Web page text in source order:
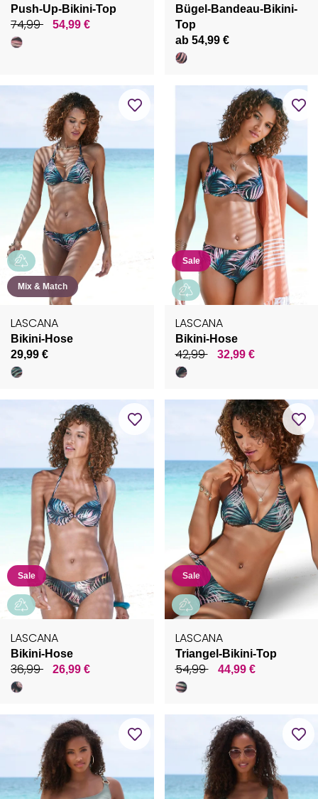
Push-Up-Bikini-Top
74,99 54,99 €
Bügel-Bandeau-Bikini-
Top
ab 54,99 €
Mix & Match
LASCANA
Bikini-Hose
29,99 €
Sale
LASCANA
Bikini-Hose
42,99 32,99 €
Sale
LASCANA
Bikini-Hose
36,99 26,99 €
Sale
LASCANA
Triangel-Bikini-Top
54,99 44,99 €